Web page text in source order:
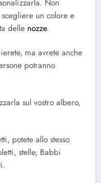
Non
un colore e
delle nozze.
ma avrete anche
potranno
sul vostro albero,
potete allo stesso
stelle, Babbi